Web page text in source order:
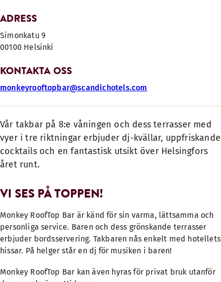
ADRESS
Simonkatu 9
00100 Helsinki
KONTAKTA OSS
monkeyrooftopbar@scandichotels.com
Vår takbar på 8:e våningen och dess terrasser med
vyer i tre riktningar erbjuder dj-kvällar, uppfriskande
cocktails och en fantastisk utsikt över Helsingfors
året runt.
VI SES PÅ TOPPEN!
Monkey RoofTop Bar är känd för sin varma, lättsamma och
personliga service. Baren och dess grönskande terrasser
erbjuder bordsservering. Takbaren nås enkelt med hotellets
hissar. På helger står en dj för musiken i baren!
Monkey RoofTop Bar kan även hyras för privat bruk utanför